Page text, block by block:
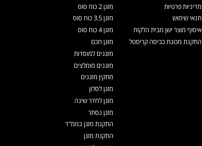
מדיניות פרטיות
תנאי שימוש
איסוף מוצר ישן מבית הלקוח
התקנת מכונת כביסה קריסטל
מזגן 2 כוח סוס
מזגן 3.5 כוח סוס
מזגן 4 כוח סוס
מזגן חכם
מזגנים למוסדות
מזגנים מומלצים
מתקין מזגנים
מזגן לסלון
מזגן לחדר שינה
מזגן נסתר
התקנת מזגן בממ"ד
התקנת מזגן